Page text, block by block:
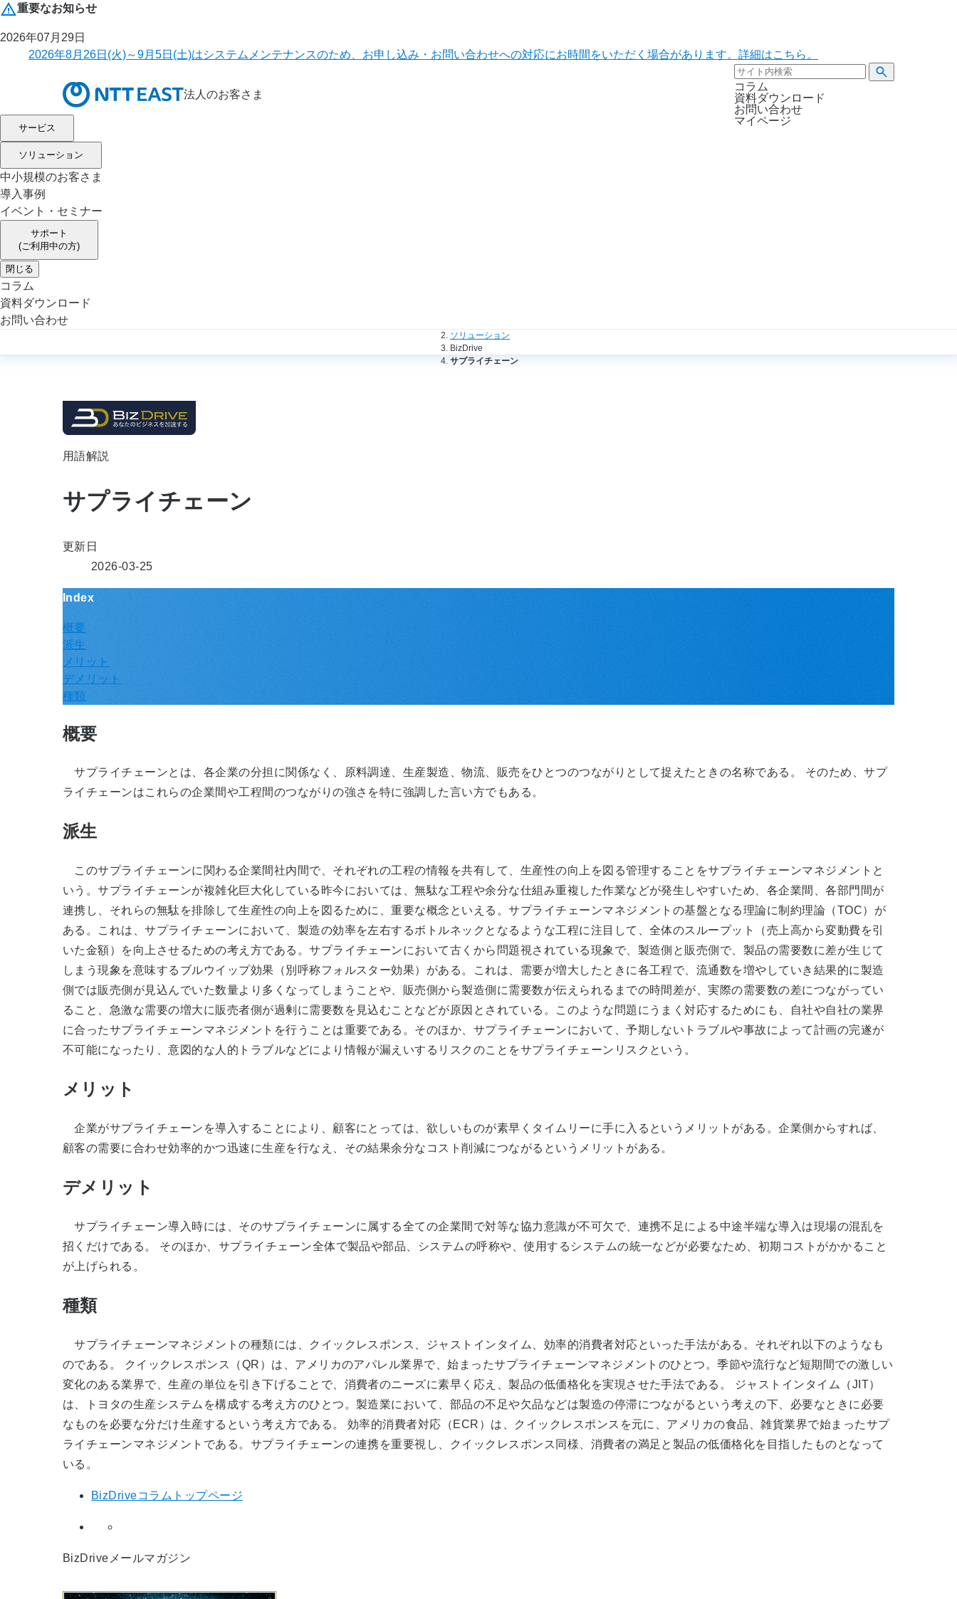
重要なお知らせ
2026年07月29日
2026年8月26日(火)～9月5日(土)はシステムメンテナンスのため、お申し込み・お問い合わせへの対応にお時間をいただく場合があります。詳細はこちら。
法人のお客さま
コラム
資料ダウンロード
お問い合わせ
マイページ
サービス
ソリューション
中小規模のお客さま
導入事例
イベント・セミナー
サポート
(ご利用中の方)
閉じる
コラム
資料ダウンロード
お問い合わせ
ソリューション
BizDrive
サプライチェーン
用語解説
サプライチェーン
更新日
2026-03-25
Index
概要
派生
メリット
デメリット
種類
概要
サプライチェーンとは、各企業の分担に関係なく、原料調達、生産製造、物流、販売をひとつのつながりとして捉えたときの名称である。 そのため、サプ
ライチェーンはこれらの企業間や工程間のつながりの強さを特に強調した言い方でもある。
派生
このサプライチェーンに関わる企業間社内間で、それぞれの工程の情報を共有して、生産性の向上を図る管理することをサプライチェーンマネジメントと
いう。サプライチェーンが複雑化巨大化している昨今においては、無駄な工程や余分な仕組み重複した作業などが発生しやすいため、各企業間、各部門間が
連携し、それらの無駄を排除して生産性の向上を図るために、重要な概念といえる。サプライチェーンマネジメントの基盤となる理論に制約理論（TOC）が
ある。これは、サプライチェーンにおいて、製造の効率を左右するボトルネックとなるような工程に注目して、全体のスループット（売上高から変動費を引
いた金額）を向上させるための考え方である。サプライチェーンにおいて古くから問題視されている現象で、製造側と販売側で、製品の需要数に差が生じて
しまう現象を意味するブルウイップ効果（別呼称フォルスター効果）がある。これは、需要が増大したときに各工程で、流通数を増やしていき結果的に製造
側では販売側が見込んでいた数量より多くなってしまうことや、販売側から製造側に需要数が伝えられるまでの時間差が、実際の需要数の差につながってい
ること、急激な需要の増大に販売者側が過剰に需要数を見込むことなどが原因とされている。このような問題にうまく対応するためにも、自社や自社の業界
に合ったサプライチェーンマネジメントを行うことは重要である。そのほか、サプライチェーンにおいて、予期しないトラブルや事故によって計画の完遂が
不可能になったり、意図的な人的トラブルなどにより情報が漏えいするリスクのことをサプライチェーンリスクという。
メリット
企業がサプライチェーンを導入することにより、顧客にとっては、欲しいものが素早くタイムリーに手に入るというメリットがある。企業側からすれば、
顧客の需要に合わせ効率的かつ迅速に生産を行なえ、その結果余分なコスト削減につながるというメリットがある。
デメリット
サプライチェーン導入時には、そのサプライチェーンに属する全ての企業間で対等な協力意識が不可欠で、連携不足による中途半端な導入は現場の混乱を
招くだけである。 そのほか、サプライチェーン全体で製品や部品、システムの呼称や、使用するシステムの統一などが必要なため、初期コストがかかること
が上げられる。
種類
サプライチェーンマネジメントの種類には、クイックレスポンス、ジャストインタイム、効率的消費者対応といった手法がある。それぞれ以下のようなも
のである。 クイックレスポンス（QR）は、アメリカのアパレル業界で、始まったサプライチェーンマネジメントのひとつ。季節や流行など短期間での激しい
変化のある業界で、生産の単位を引き下げることで、消費者のニーズに素早く応え、製品の低価格化を実現させた手法である。 ジャストインタイム（JIT）
は、トヨタの生産システムを構成する考え方のひとつ。製造業において、部品の不足や欠品などは製造の停滞につながるという考えの下、必要なときに必要
なものを必要な分だけ生産するという考え方である。 効率的消費者対応（ECR）は、クイックレスポンスを元に、アメリカの食品、雑貨業界で始まったサプ
ライチェーンマネジメントである。サプライチェーンの連携を重要視し、クイックレスポンス同様、消費者の満足と製品の低価格化を目指したものとなって
いる。
BizDriveコラムトップページ
BizDriveメールマガジン